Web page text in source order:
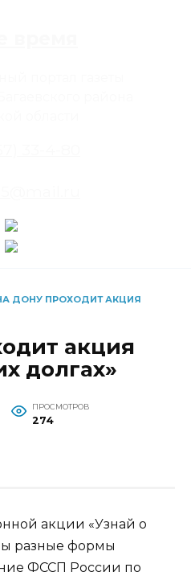
ДОНУ ПРОХОДИТ АКЦИЯ
акция
долгах»
ПРОСМОТРОВ
274
акции «Узнай о
разные формы
ФССП России по